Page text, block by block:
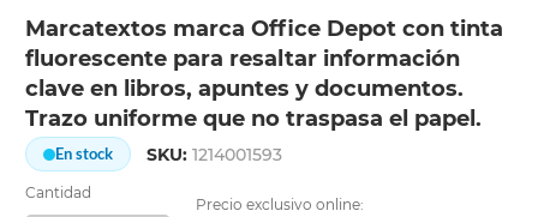
Marcatextos marca Office Depot con tinta
fluorescente para resaltar información
clave en libros, apuntes y documentos.
Trazo uniforme que no traspasa el papel.
En stock SKU:1214001593
Cantidad
Precio exclusivo online: